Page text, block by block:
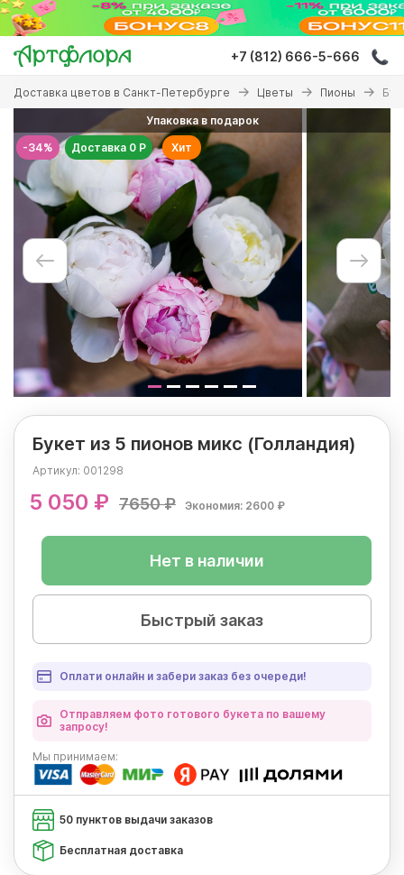
Перейти
основному
содержанию
+7 (812) 666-5-666
Вы
здесь
Доставка цветов в Санкт-Петербурге Цветы Пионы
-34%
Упаковка в подарок
Доставка 0 Р
Хит
Букет из 5 пионов микс (Голландия)
Артикул: 001298
5 050 ₽ 7650 ₽ Экономия: 2600 ₽
Нет в наличии
Быстрый заказ
Оплати онлайн и забери заказ без очереди!
Отправляем фото готового букета по вашему
запросу!
Мы принимаем:
50 пунктов выдачи заказов
Бесплатная доставка